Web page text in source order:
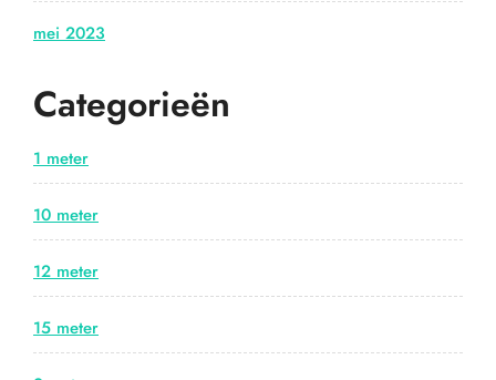
mei 2023
Categorieën
1 meter
10 meter
12 meter
15 meter